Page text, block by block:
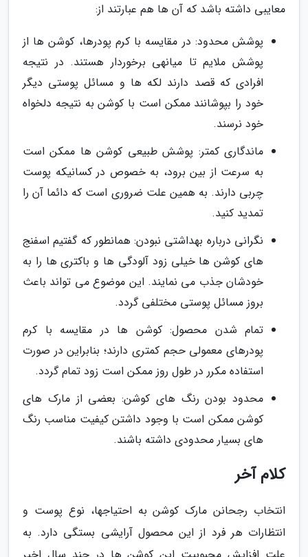
معایبی داشته باشد که آن ها هم عبارتند از:
پوشش محدود: در مقایسه با کرم پودرها، کوشن ها از
پوشش ملایم تا میانهی برخوردار هستند. در نتیجه
افرادی که قصد دارند لکه ها و مسائل پوستی دیگر
خود را بپوشانند ممکن است با کوشن به نتیجه دلخواه
خود نرسند.
ماندگاری کمتر: پوشش طبیعی کوشن ها ممکن است
به سرعت از بین برود، به خصوص در کسانیکه پوست
چربی دارند. به همین علت ضروری است که دائما آن را
تمدید کنید.
نگرانی درباره بهداشتی نبودن: همانطور که گفتیم اسفنج
های کوشن ها خیلی زود آلودگی ها و باکتری ها را به
خودشان جذب می نمایند. این موضوع می تواند باعث
بروز مسائل پوستی مختلفی گردد.
تمام شدن محصول: کوشن ها در مقایسه با کرم
پودرهای معمولی حجم کمتری دارند؛ بنابراین در صورت
استفاده مکرر در طول روز ممکن است زود تمام گردد.
محدود بودن رنگ های کوشن: بعضی از مارک های
کوشن ممکن است با وجود داشتن کیفیت مناسب رنگ
های بسیار محدودی داشته باشند.
کلام آخر
انتخاب رجحانن مارک کوشن به احتیاجها، نوع پوست و
انتظارات هر فرد از این محصول آرایشی بستگی دارد. به